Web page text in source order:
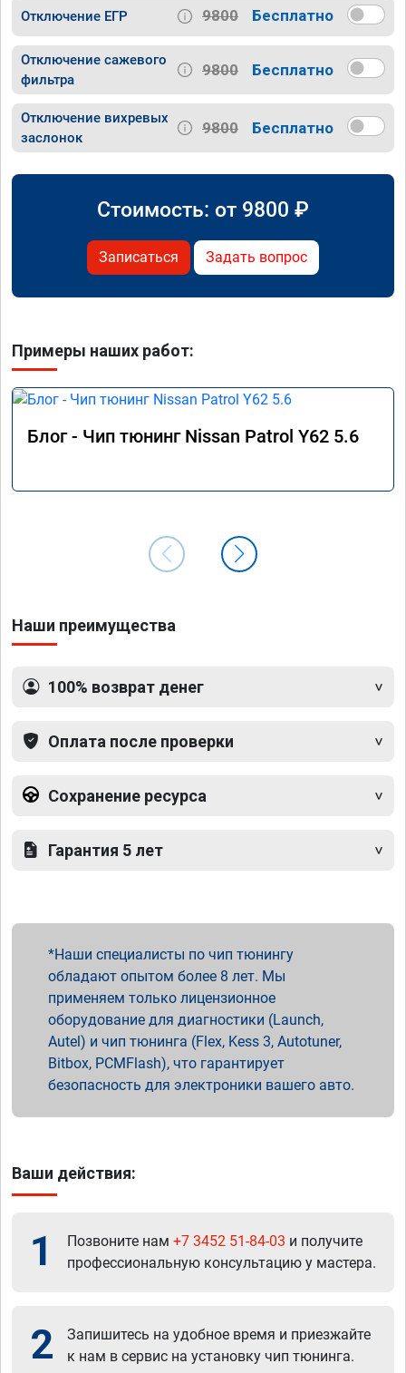
Отключение ЕГР 9800 Бесплатно
Отключение сажевого
фильтра
9800 Бесплатно
Отключение вихревых
заслонок
9800 Бесплатно
Стоимость: от 9800 ₽
Записаться Задать вопрос
Примеры наших работ:
Блог - Чип тюнинг Nissan Patrol Y62 5.6
Наши преимущества
100% возврат денег
Оплата после проверки
Сохранение ресурса
Гарантия 5 лет
Наши специалисты по чип тюнингу
обладают опытом более 8 лет. Мы
применяем только лицензионное
оборудование для диагностики (Launch,
Autel) и чип тюнинга (Flex, Kess 3, Autotuner,
Bitbox, PCMFlash), что гарантирует
безопасность для электроники вашего авто.
Ваши действия:
1 Позвоните нам +7 3452 51-84-03 и получите
профессиональную консультацию у мастера.
2
Запишитесь на удобное время и приезжайте
к нам в сервис на установку чип тюнинга.